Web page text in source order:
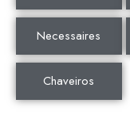
Necessaires
Chaveiros